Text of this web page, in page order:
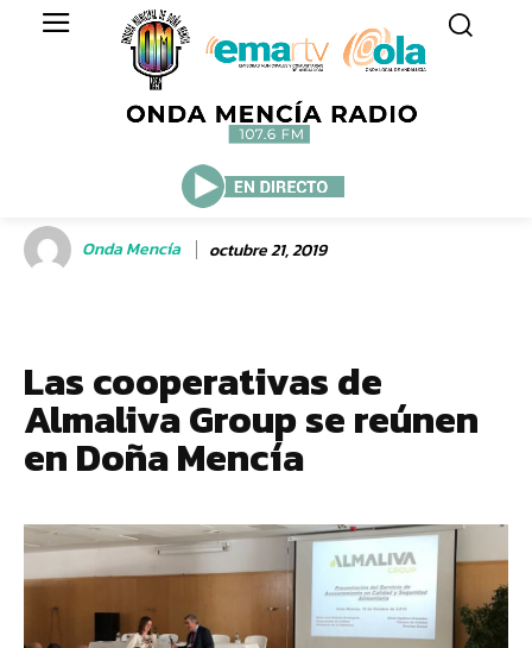
Onda Mencía octubre 21, 2019
Las cooperativas de
Almaliva Group se reúnen
en Doña Mencía